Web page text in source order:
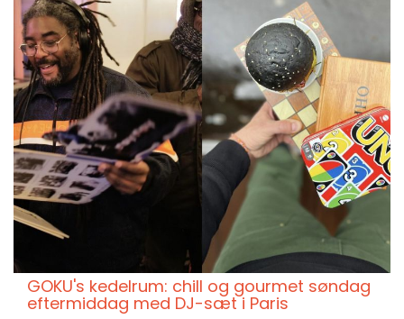
GOKU's kedelrum: chill og gourmet søndag
eftermiddag med DJ-sæt i Paris